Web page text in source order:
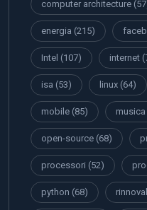
computer architecture
energia (215)
Intel (107) internet
isa (53) linux (64)
mobile (85) musica
open-source (68)
processori (52)
python (68)